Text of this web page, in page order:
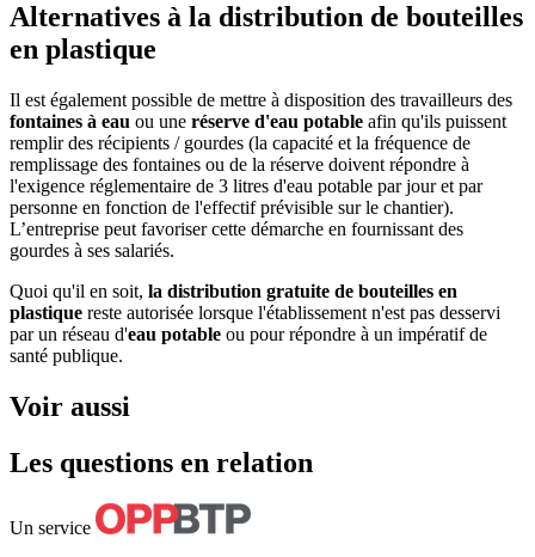
Alternatives à la distribution de bouteilles
en plastique
Il est également possible de mettre à disposition des travailleurs des
fontaines à eau ou une réserve d'eau potable afin qu'ils puissent
remplir des récipients / gourdes (la capacité et la fréquence de
remplissage des fontaines ou de la réserve doivent répondre à
l'exigence réglementaire de 3 litres d'eau potable par jour et par
personne en fonction de l'effectif prévisible sur le chantier).
L’entreprise peut favoriser cette démarche en fournissant des
gourdes à ses salariés.
Quoi qu'il en soit, la distribution gratuite de bouteilles en
plastique reste autorisée lorsque l'établissement n'est pas desservi
par un réseau d'eau potable ou pour répondre à un impératif de
santé publique.
Voir aussi
Les questions en relation
Un service